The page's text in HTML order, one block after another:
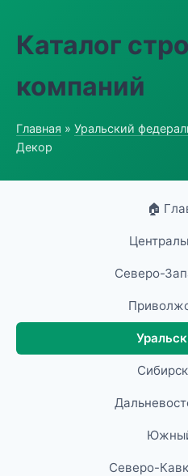
Каталог
компаний
Главная » Уральский
Декор
🏠
Северо-
Северо-